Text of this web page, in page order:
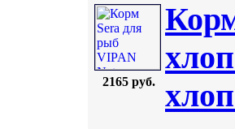
2165 руб.